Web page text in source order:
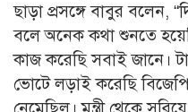
ছাড়া প্রসঙ্গে বাবুর বলেন,
বলে অনেক কথা শুনতে
কাজ করেছি সবাই জানে।
ভোটে লড়াই করেছি